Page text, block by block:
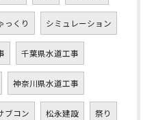
っくり シミュレーション
千葉県水道工事
神奈川県水道工事
ブコン 松永建設 祭り